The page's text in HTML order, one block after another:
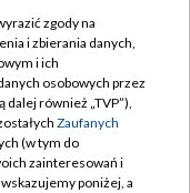
zgody na
i zbierania danych,
i ich
osobowych przez
dalej również „TVP”),
Zaufanych
(w tym do
zainteresowań i
poniżej, a